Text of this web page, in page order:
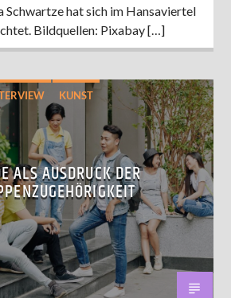
Schwartze hat sich im Hansaviertel
Bildquellen: ⁠Pixabay […]
KUNST
ALS AUSDRUCK DER